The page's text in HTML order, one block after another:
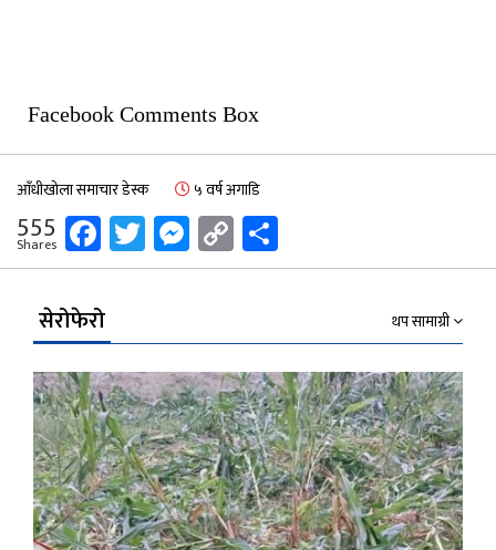
Facebook Comments Box
आँधीखोला समाचार डेस्क ५ वर्ष अगाडि
555
Shares Facebook
Twitter
Messenger
Copy
Link
सेरोफेरो थप सामाग्री